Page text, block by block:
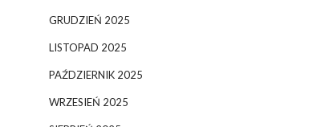
GRUDZIEŃ 2025
LISTOPAD 2025
PAŹDZIERNIK 2025
WRZESIEŃ 2025